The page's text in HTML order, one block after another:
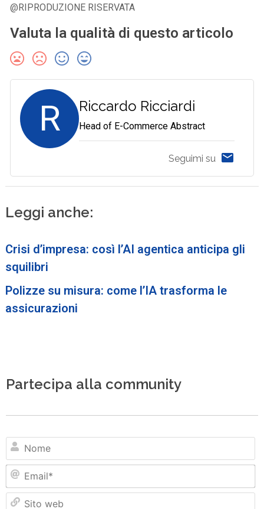
@RIPRODUZIONE RISERVATA
Valuta la qualità di questo articolo
R Riccardo Ricciardi
Head of E-Commerce Abstract
Seguimi su
Leggi anche:
Crisi d’impresa: così l’AI agentica anticipa gli
squilibri
Polizze su misura: come l’IA trasforma le
assicurazioni
Partecipa alla community